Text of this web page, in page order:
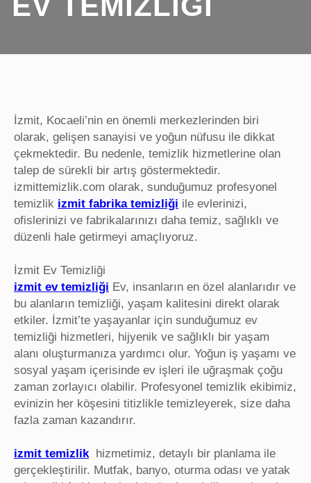
İzmit, Kocaeli’nin en önemli merkezlerinden biri
olarak, gelişen sanayisi ve yoğun nüfusu ile dikkat
çekmektedir. Bu nedenle, temizlik hizmetlerine olan
talep de sürekli bir artış göstermektedir.
izmittemizlik.com olarak, sunduğumuz profesyonel
temizlik izmit fabrika temizliği ile evlerinizi,
ofislerinizi ve fabrikalarınızı daha temiz, sağlıklı ve
düzenli hale getirmeyi amaçlıyoruz.
İzmit Ev Temizliği
izmit ev temizliği Ev, insanların en özel alanlarıdır ve
bu alanların temizliği, yaşam kalitesini direkt olarak
etkiler. İzmit’te yaşayanlar için sunduğumuz ev
temizliği hizmetleri, hijyenik ve sağlıklı bir yaşam
alanı oluşturmanıza yardımcı olur. Yoğun iş yaşamı ve
sosyal yaşam içerisinde ev işleri ile uğraşmak çoğu
zaman zorlayıcı olabilir. Profesyonel temizlik ekibimiz,
evinizin her köşesini titizlikle temizleyerek, size daha
fazla zaman kazandırır.
izmit temizlikhizmetimiz, detaylı bir planlama ile
gerçekleştirilir. Mutfak, banyo, oturma odası ve yatak